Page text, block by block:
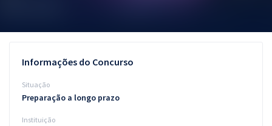
Conteúdo gratuito
Blog
Informações do Concurso
Situação
Preparação a longo prazo
Instituição